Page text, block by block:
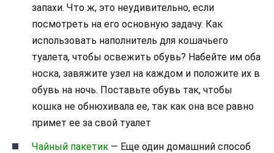
запахи. Что ж, это неудивительно, если
посмотреть на его основную задачу. Как
использовать наполнитель для кошачьего
туалета, чтобы освежить обувь? Набейте им оба
носка, завяжите узел на каждом и положите их в
обувь на ночь. Поставьте обувь так, чтобы
кошка не обнюхивала ее, так как она все равно
примет ее за свой туалет
Чайный пакетик — Еще один домашний способ